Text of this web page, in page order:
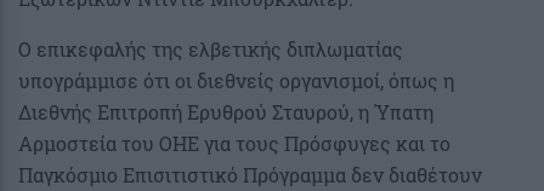
Ο επικεφαλής της ελβετικής διπλωματίας
υπογράμμισε ότι οι διεθνείς οργανισμοί, όπως η
Διεθνής Επιτροπή Ερυθρού Σταυρού, η Ύπατη
Αρμοστεία του ΟΗΕ για τους Πρόσφυγες και το
Παγκόσμιο Επισιτιστικό Πρόγραμμα δεν διαθέτουν